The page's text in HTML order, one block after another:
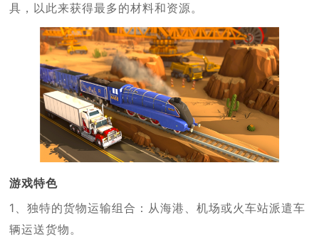
具，以此来获得最多的材料和资源。
游戏特色
1、独特的货物运输组合：从海港、机场或火车站派遣车
辆运送货物。